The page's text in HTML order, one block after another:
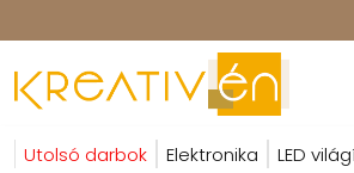
Utolsó darbok Elektronika LED